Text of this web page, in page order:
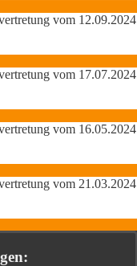
vom 12.09.2024
vom 17.07.2024
vom 16.05.2024
vom 21.03.2024